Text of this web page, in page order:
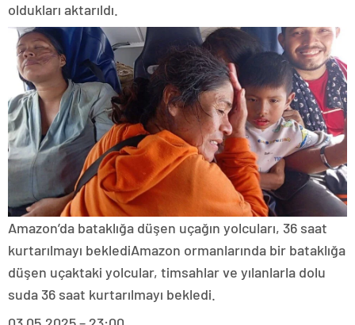
oldukları aktarıldı.
Amazon’da bataklığa düşen uçağın yolcuları, 36 saat
kurtarılmayı beklediAmazon ormanlarında bir bataklığa
düşen uçaktaki yolcular, timsahlar ve yılanlarla dolu
suda 36 saat kurtarılmayı bekledi.